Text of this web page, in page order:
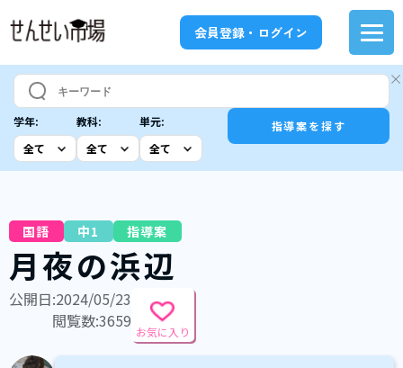
会員登録・ログイン
学年: 教科: 単元: 指導案を探す
国語 中1 指導案
月夜の浜辺
公開日:2024/05/23
閲覧数:3659
お気に入り